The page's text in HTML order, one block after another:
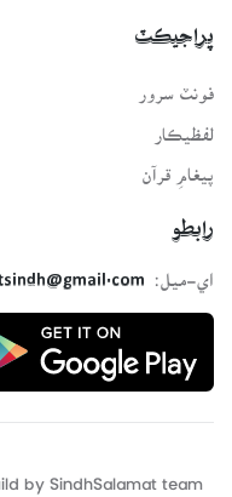
پراجيڪٽ
فونٽ سرور
لفظيڪار
پيغامِ قرآن
رابطو
اي-ميل:
by SindhSalamat